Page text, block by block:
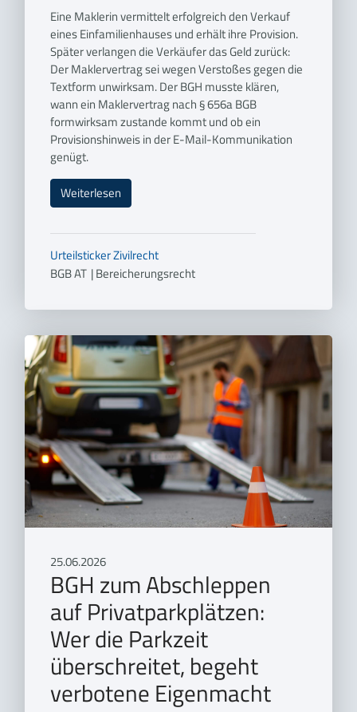
Eine Maklerin vermittelt erfolgreich den Verkauf
eines Einfamilienhauses und erhält ihre Provision.
Später verlangen die Verkäufer das Geld zurück:
Der Maklervertrag sei wegen Verstoßes gegen die
Textform unwirksam. Der BGH musste klären,
wann ein Maklervertrag nach § 656a BGB
formwirksam zustande kommt und ob ein
Provisionshinweis in der E-Mail-Kommunikation
genügt.
Weiterlesen
UrteilstickerZivilrecht
BGB AT |Bereicherungsrecht
25.06.2026
BGH zum Abschleppen
auf Privatparkplätzen:
Wer die Parkzeit
überschreitet, begeht
verbotene Eigenmacht